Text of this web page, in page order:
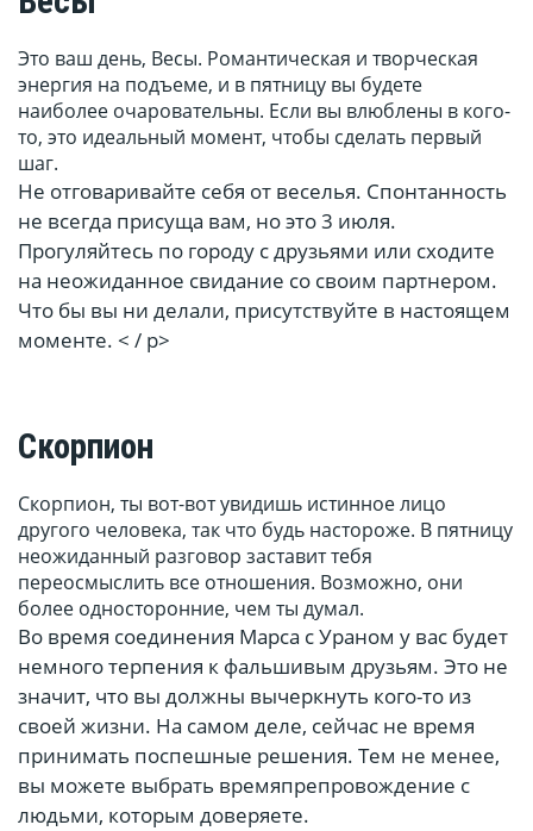
Это ваш день, Весы. Романтическая и творческая
энергия на подъеме, и в пятницу вы будете
наиболее очаровательны. Если вы влюблены в кого-
то, это идеальный момент, чтобы сделать первый
шаг.
Не отговаривайте себя от веселья. Спонтанность
не всегда присуща вам, но это 3 июля.
Прогуляйтесь по городу с друзьями или сходите
на неожиданное свидание со своим партнером.
Что бы вы ни делали, присутствуйте в настоящем
моменте. < / p>
Скорпион
Скорпион, ты вот-вот увидишь истинное лицо
другого человека, так что будь настороже. В пятницу
неожиданный разговор заставит тебя
переосмыслить все отношения. Возможно, они
более односторонние, чем ты думал.
Во время соединения Марса с Ураном у вас будет
немного терпения к фальшивым друзьям. Это не
значит, что вы должны вычеркнуть кого-то из
своей жизни. На самом деле, сейчас не время
принимать поспешные решения. Тем не менее,
вы можете выбрать времяпрепровождение с
людьми, которым доверяете.